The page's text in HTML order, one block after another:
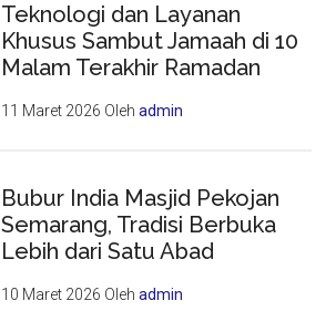
Teknologi dan Layanan
Khusus Sambut Jamaah di 10
Malam Terakhir Ramadan
11 Maret 2026 Olehadmin
Bubur India Masjid Pekojan
Semarang, Tradisi Berbuka
Lebih dari Satu Abad
10 Maret 2026 Olehadmin